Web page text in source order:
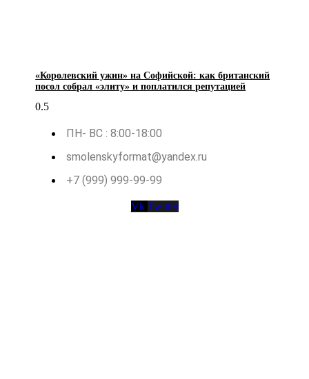
«Королевский ужин» на Софийской: как британский
посол собрал «элиту» и поплатился репутацией
ПН- ВС : 8:00-18:00
smolenskyformat@yandex.ru
+7 (999) 999-99-99
Vk Twitter